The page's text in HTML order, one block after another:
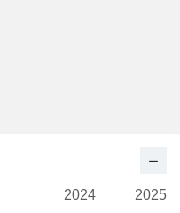
2024
2025